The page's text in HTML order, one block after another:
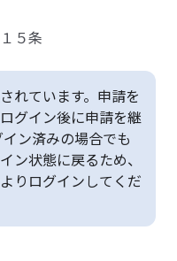
５条
れています。申請を
グイン後に申請を継
ン済みの場合でも
ン状態に戻るため、
りログインしてくだ